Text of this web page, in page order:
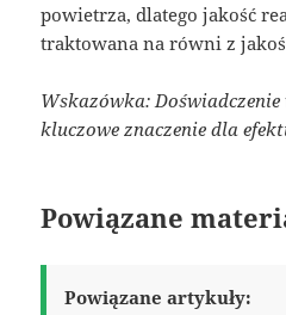
powietrza, dlatego jakość
traktowana na równi z
Wskazówka:
kluczowe znaczenie dla
Powiązane
Powiązane artykuły: